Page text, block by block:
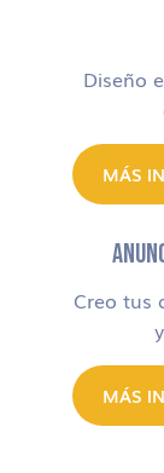
Diseño
MÁS
Creo tus
MÁS